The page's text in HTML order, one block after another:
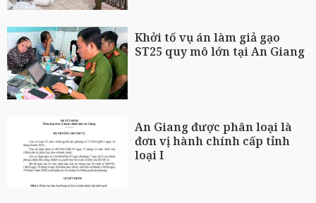
Khởi tố vụ án làm giả gạo
ST25 quy mô lớn tại An Giang
An Giang được phân loại là
đơn vị hành chính cấp tỉnh
loại I